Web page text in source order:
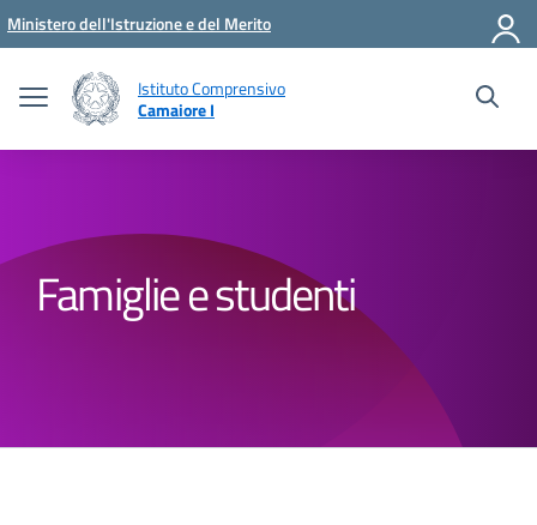
Vai ai contenuti
Vai al menu di navigazione
Vai al footer
Ministero dell'Istruzione e del Merito
Istituto Comprensivo
Camaiore I
Famiglie e studenti